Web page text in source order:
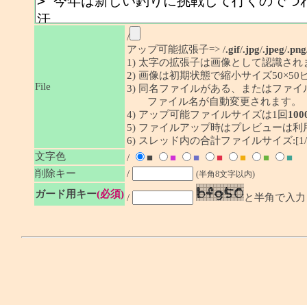
File
/
アップ可能拡張子=> /.gif/.jpg/.jpeg/.png
1) 太字の拡張子は画像として認識され
2) 画像は初期状態で縮小サイズ50×50
3) 同名ファイルがある、またはファ
ファイル名が自動変更されます。
4) アップ可能ファイルサイズは1回
5) ファイルアップ時はプレビューは利
6) スレッド内の合計ファイルサイズ
文字色
/ ■ ■ ■ ■ ■ ■
■
削除キー
/ (半角8文字以内)
ガード用キー(必須) / と半角で入力